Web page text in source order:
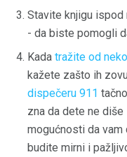
Stavite knjigu ispod
- da biste pomogli
Kada tražite od
kažete zašto ih
dispečeru 911
zna da dete ne
mogućnosti da vam
budite mirni i